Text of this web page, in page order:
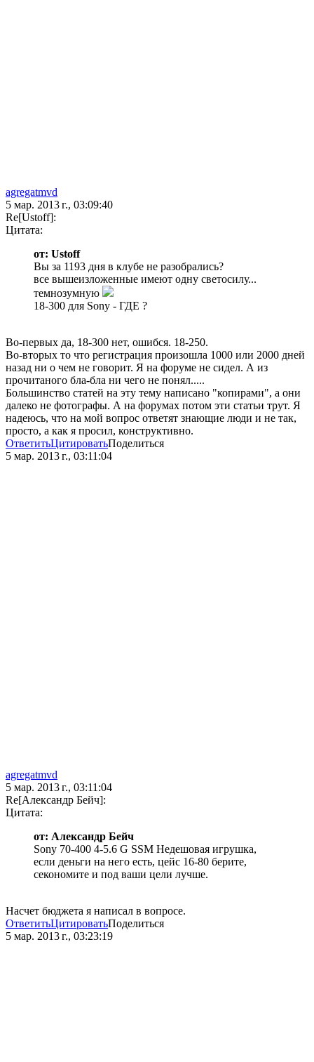
agregatmvd
5 мар. 2013 г., 03:09:40
Re[Ustoff]:
Цитата:
от: Ustoff
Вы за 1193 дня в клубе не разобрались?
все вышеизложенные имеют одну светосилу...
темнозумную
18-300 для Sony - ГДЕ ?
Во-первых да, 18-300 нет, ошибся. 18-250.
Во-вторых то что регистрация произошла 1000 или 2000 дней
назад ни о чем не говорит. Я на форуме не сидел. А из
прочитаного бла-бла ни чего не понял.....
Большинство статей на эту тему написано "копирами", а они
далеко не фотографы. А на форумах потом эти статьи трут. Я
надеюсь, что на мой вопрос ответят знающие люди и не так,
просто, а как я просил, конструктивно.
ОтветитьЦитироватьПоделиться
5 мар. 2013 г., 03:11:04
agregatmvd
5 мар. 2013 г., 03:11:04
Re[Александр Бейч]:
Цитата:
от: Александр Бейч
Sony 70-400 4-5.6 G SSM Недешовая игрушка,
если деньги на него есть, цейс 16-80 берите,
секономите и под ваши цели лучше.
Насчет бюджета я написал в вопросе.
ОтветитьЦитироватьПоделиться
5 мар. 2013 г., 03:23:19